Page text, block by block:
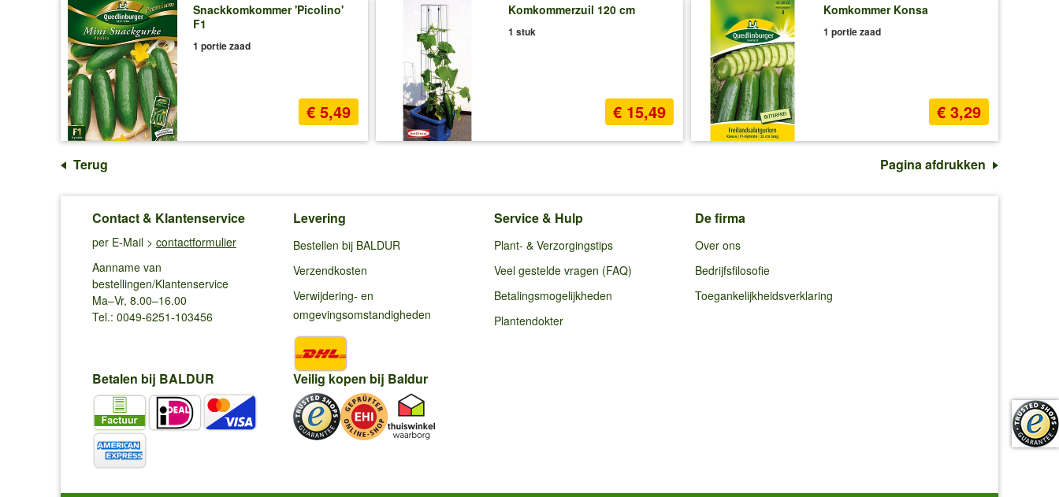
Snackkomkommer 'Picolino'
F1
1 portie zaad
€ 5,49
Komkommerzuil 120 cm
1 stuk
€ 15,49
Komkommer Konsa
1 portie zaad
€ 3,29
Terug Pagina afdrukken
Contact & Klantenservice
per E-Mail > contactformulier
Aanname van
bestellingen/Klantenservice
Ma–Vr, 8.00–16.00
Tel.: 0049-6251-103456
Levering
Bestellen bij BALDUR
Verzendkosten
Verwijdering- en
omgevingsomstandigheden
Service & Hulp
Plant- & Verzorgingstips
Veel gestelde vragen (FAQ)
Betalingsmogelijkheden
Plantendokter
De firma
Over ons
Bedrijfsfilosofie
Toegankelijkheidsverklaring
Betalen bij BALDUR Veilig kopen bij Baldur